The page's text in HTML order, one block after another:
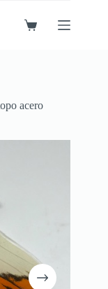
Carro
acero